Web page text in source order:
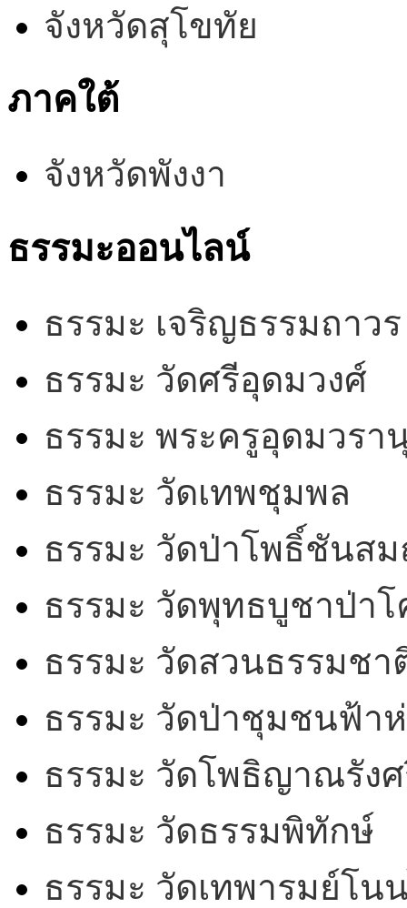
จังหวัดสุโขทัย
ภาคใต้
จังหวัดพังงา
ธรรมะออนไลน์
ธรรมะ เจริญธรรมถาวร
ธรรมะ วัดศรีอุดมวงศ์
ธรรมะ พระครูอุดมวรา
ธรรมะ วัดเทพชุมพล
ธรรมะ วัดป่าโพธิ์ชันส
ธรรมะ วัดพุทธบูชาป่า
ธรรมะ วัดสวนธรรมช
ธรรมะ วัดป่าชุมชนฟ้า
ธรรมะ วัดโพธิญาณรัง
ธรรมะ วัดธรรมพิทักษ์
ธรรมะ วัดเทพารมย์โน